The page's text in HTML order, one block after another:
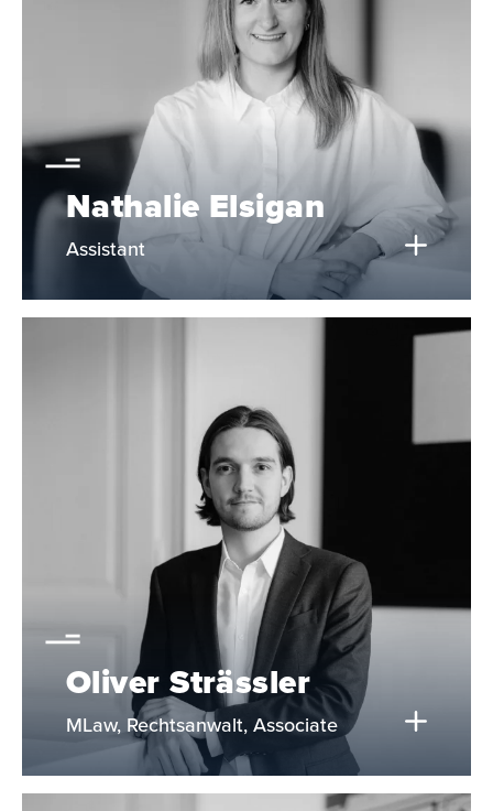
Nathalie Elsigan
Assistant
Oliver Strässler
MLaw, Rechtsanwalt, Associate